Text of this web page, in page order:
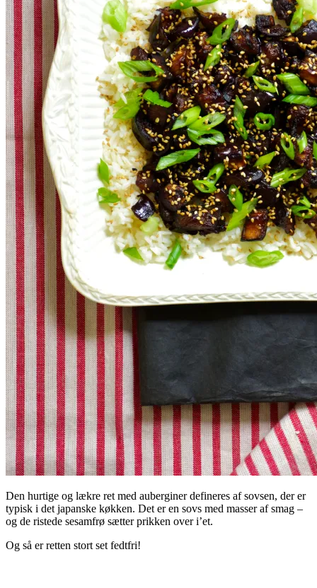
Den hurtige og lækre ret med auberginer defineres af sovsen, der er
typisk i det japanske køkken. Det er en sovs med masser af smag –
og de ristede sesamfrø sætter prikken over i’et.
Og så er retten stort set fedtfri!